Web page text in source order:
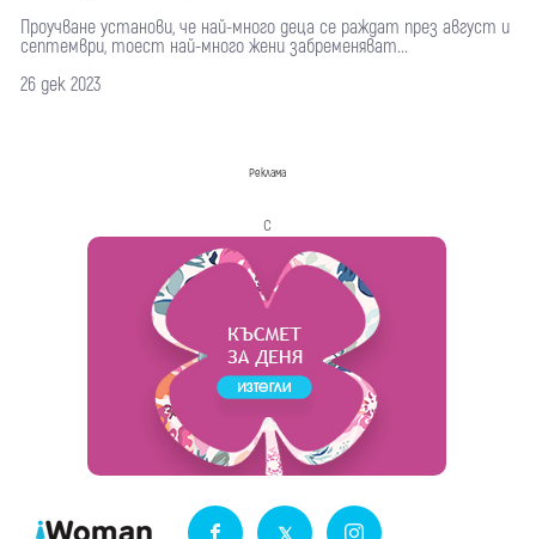
Проучване установи, че най-много деца се раждат през август и
септември, тоест най-много жени забременяват...
26 дек 2023
Реклама
с